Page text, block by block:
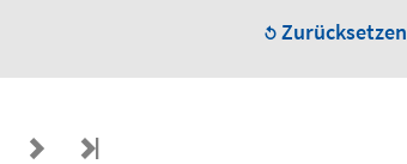
Zurücksetzen